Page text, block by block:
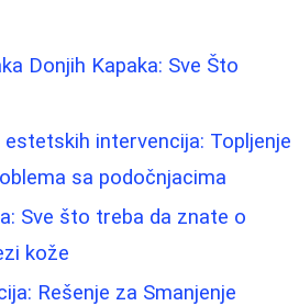
Donjih Kapaka: Sve Što
intervencija: Topljenje
sa podočnjacima
Sve što treba da znate o
kože
Rešenje za Smanjenje